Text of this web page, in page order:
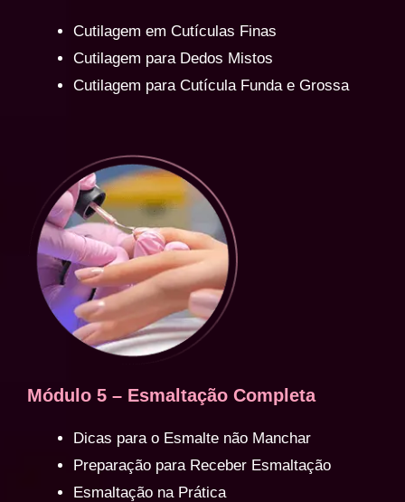
Cutilagem em Cutículas Finas
Cutilagem para Dedos Mistos
Cutilagem para Cutícula Funda e Grossa
Módulo 5 – Esmaltação Completa
Dicas para o Esmalte não Manchar
Preparação para Receber Esmaltação
Esmaltação na Prática